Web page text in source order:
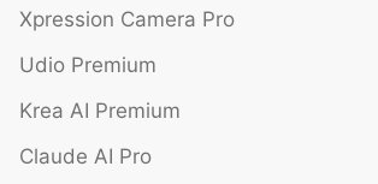
Xpression Camera Pro
Udio Premium
Krea AI Premium
Claude AI Pro